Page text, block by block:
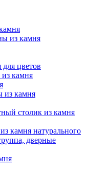
из камня
цветов
камня
из камня
столик из камня
камня натурального
дверные